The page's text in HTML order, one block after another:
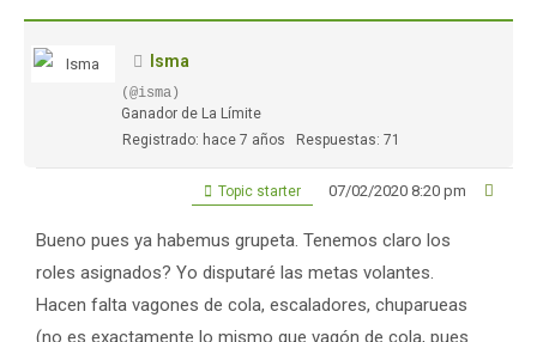
Isma
(@isma)
Ganador de La Límite
Registrado: hace 7 años
Respuestas: 71
Topic starter 07/02/2020 8:20 pm
Bueno pues ya habemus grupeta. Tenemos claro los
roles asignados? Yo disputaré las metas volantes.
Hacen falta vagones de cola, escaladores, chuparueas
(no es exactamente lo mismo que vagón de cola, pues